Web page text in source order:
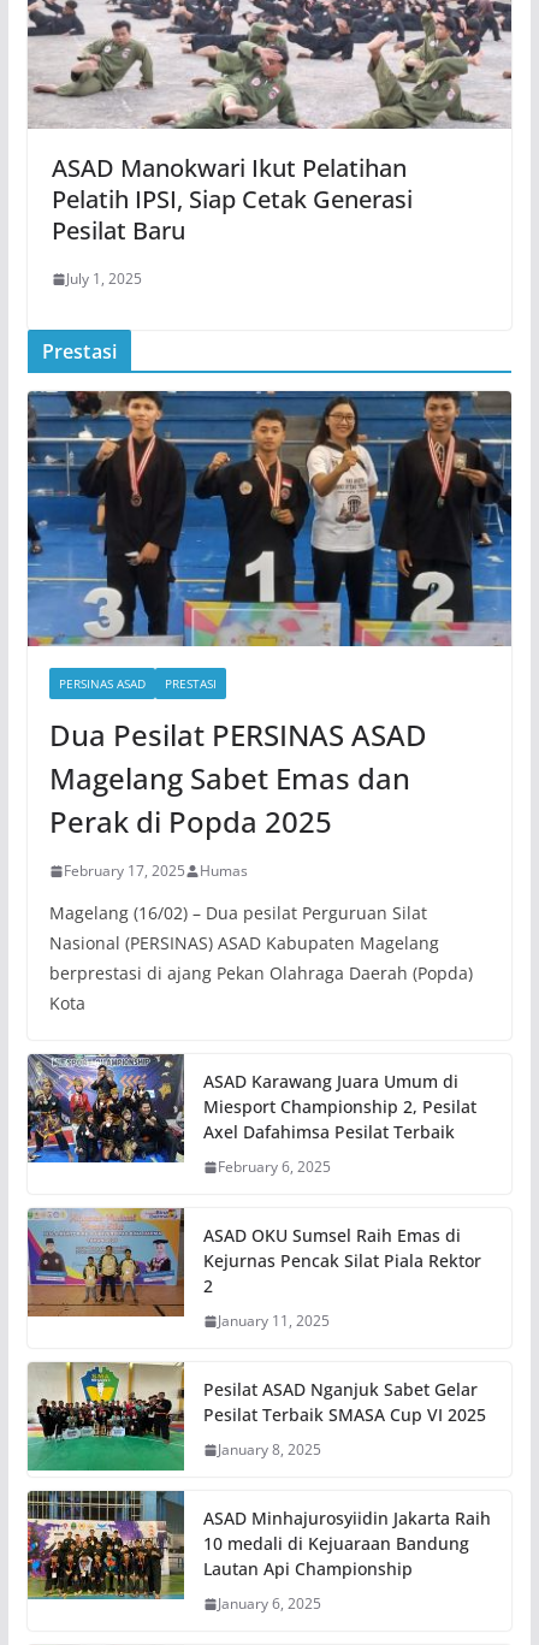
ASAD Manokwari Ikut Pelatihan
Pelatih IPSI, Siap Cetak Generasi
Pesilat Baru
July 1, 2025
Prestasi
PERSINAS ASAD PRESTASI
Dua Pesilat PERSINAS ASAD
Magelang Sabet Emas dan
Perak di Popda 2025
February 17, 2025 Humas
Magelang (16/02) – Dua pesilat Perguruan Silat
Nasional (PERSINAS) ASAD Kabupaten Magelang
berprestasi di ajang Pekan Olahraga Daerah (Popda)
Kota
ASAD Karawang Juara Umum di
Miesport Championship 2, Pesilat
Axel Dafahimsa Pesilat Terbaik
February 6, 2025
ASAD OKU Sumsel Raih Emas di
Kejurnas Pencak Silat Piala Rektor
2
January 11, 2025
Pesilat ASAD Nganjuk Sabet Gelar
Pesilat Terbaik SMASA Cup VI 2025
January 8, 2025
ASAD Minhajurosyiidin Jakarta Raih
10 medali di Kejuaraan Bandung
Lautan Api Championship
January 6, 2025